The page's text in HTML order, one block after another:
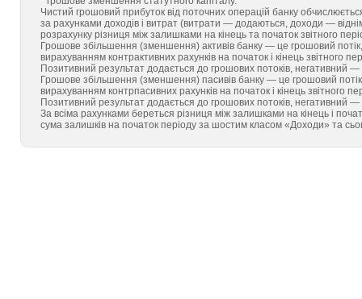
Чистий грошовий прибуток від поточних операцій банку
за рахунками доходів і витрат (витрати — додаються, доходи —
розрахунку різниця між залишками на кінець та початок звітного
Грошове збільшення (зменшення) активів банку — це грошовий
вирахуванням контрактивних рахунків на початок і кінець звітного
Позитивний результат додається до грошових потоків, негативний —
Грошове збільшення (зменшення) пасивів банку — це грошовий
вирахуванням контрпасивних рахунків на початок і кінець звітного
Позитивний результат додається до грошових потоків, негативний —
За всіма рахунками береться різниця між залишками на кінець і
сума залишків на початок періоду за шостим класом «Доходи» та